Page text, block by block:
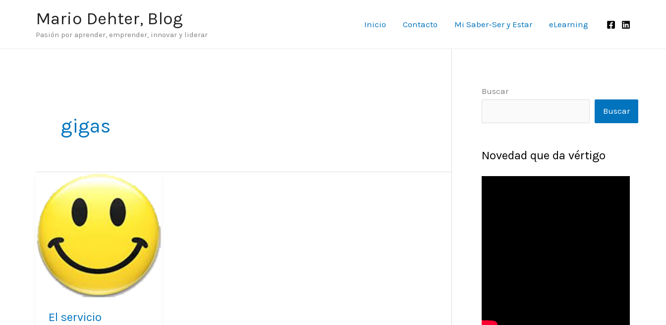
contenido
Mario Dehter, Blog
Pasión por aprender, emprender, innovar y liderar
Inicio Contacto Mi Saber-Ser y Estar eLearning
gigas
El servicio
El
servicio
satisfactorio
al
cliente
no
sirve
Buscar
Buscar
Novedad que da vértigo